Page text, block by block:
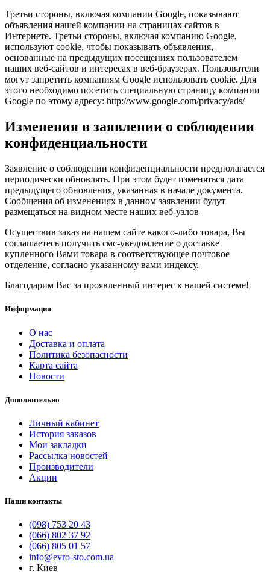
Третьи стороны, включая компании Google, показывают
объявления нашей компании на страницах сайтов в
Интернете. Третьи стороны, включая компанию Google,
используют cookie, чтобы показывать объявления,
основанные на предыдущих посещениях пользователем
наших веб-сайтов и интересах в веб-браузерах. Пользователи
могут запретить компаниям Google использовать cookie. Для
этого необходимо посетить специальную страницу компании
Google по этому адресу: http://www.google.com/privacy/ads/
Изменения в заявлении о соблюдении
конфиденциальности
Заявление о соблюдении конфиденциальности предполагается
периодически обновлять. При этом будет изменяться дата
предыдущего обновления, указанная в начале документа.
Сообщения об изменениях в данном заявлении будут
размещаться на видном месте наших веб-узлов
Осуществив заказ на нашем сайте какого-либо товара, Вы
соглашаетесь получить смс-уведомление о доставке
купленного Вами товара в соответствующее почтовое
отделение, согласно указанному вами индексу.
Благодарим Вас за проявленный интерес к нашей системе!
Информация
О нас
Доставка и оплата
Политика безопасности
Карта сайта
Новости
Дополнительно
Личный кабинет
История заказов
Мои закладки
Рассылка новостей
Производители
Акции
Наши контакты
(098) 753 20 43
(066) 802 37 92
(066) 805 01 57
info@evro-sto.com.ua
г. Киев